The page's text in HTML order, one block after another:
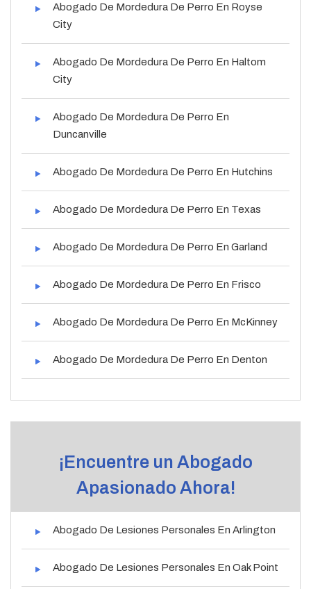
Abogado De Mordedura De Perro En Royse
City
Abogado De Mordedura De Perro En Haltom
City
Abogado De Mordedura De Perro En
Duncanville
Abogado De Mordedura De Perro En Hutchins
Abogado De Mordedura De Perro En Texas
Abogado De Mordedura De Perro En Garland
Abogado De Mordedura De Perro En Frisco
Abogado De Mordedura De Perro En McKinney
Abogado De Mordedura De Perro En Denton
¡Encuentre un Abogado
Apasionado Ahora!
Abogado De Lesiones Personales En Arlington
Abogado De Lesiones Personales En Oak Point